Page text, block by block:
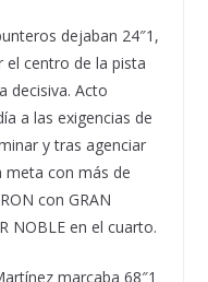
dejaban 24″1,
el centro de la pista
decisiva. Acto
a las exigencias de
y tras agenciar
meta con más de
con GRAN
NOBLE en el cuarto.
marcaba 68″1